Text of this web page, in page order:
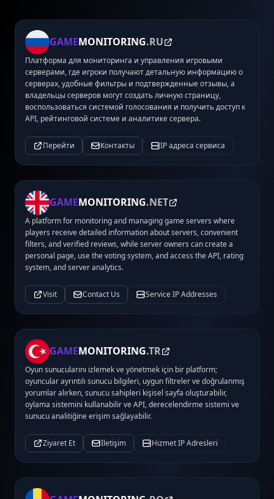
GAMEMONITORING.RU
Платформа для мониторинга и управления игровыми
серверами, где игроки получают детальную информацию о
серверах, удобные фильтры и подтвержденные отзывы, а
владельцы серверов могут создать личную страницу,
воспользоваться системой голосования и получить доступ к
API, рейтинговой системе и аналитике сервера.
Перейти Контакты IP адреса сервиса
GAMEMONITORING.NET
A platform for monitoring and managing game servers where
players receive detailed information about servers, convenient
filters, and verified reviews, while server owners can create a
personal page, use the voting system, and access the API, rating
system, and server analytics.
Visit Contact Us Service IP Addresses
GAMEMONITORING.TR
Oyun sunucularını izlemek ve yönetmek için bir platform;
oyuncular ayrıntılı sunucu bilgileri, uygun filtreler ve doğrulanmış
yorumlar alırken, sunucu sahipleri kişisel sayfa oluşturabilir,
oylama sistemini kullanabilir ve API, derecelendirme sistemi ve
sunucu analitiğine erişim sağlayabilir.
Ziyaret Et İletişim Hizmet IP Adresleri